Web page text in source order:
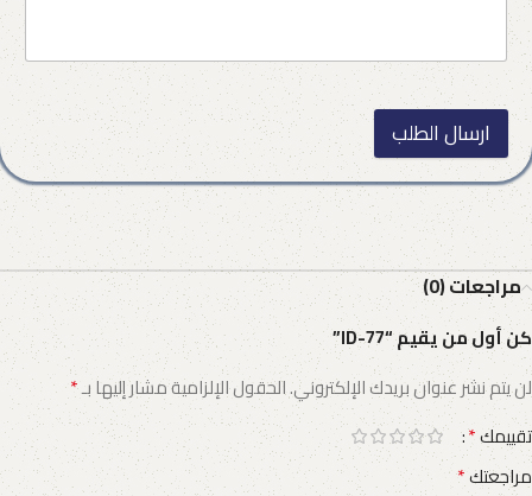
ارسال الطلب
مراجعات (0)
كن أول من يقيم “ID-77”
لن يتم نشر عنوان بريدك الإلكتروني.الحقول الإلزامية مشار إليها بـ*
تقييمك*
مراجعتك*